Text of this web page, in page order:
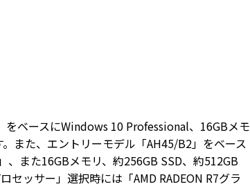
をベースにWindows 10 Professional、16GBメモ
また、エントリーモデル「AH45/B2」をベース
また16GBメモリ、約256GB SSD、約512GB
ッサー」選択時には「AMD RADEON R7グラ